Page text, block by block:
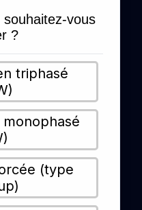
vous
?
triphasé
(type